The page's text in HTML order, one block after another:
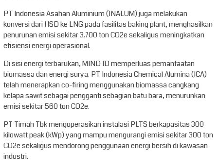
PT Indonesia Asahan Aluminium (INALUM) juga melakukan
konversi dari HSD ke LNG pada fasilitas baking plant, menghasilkan
penurunan emisi sekitar 3.700 ton CO2e sekaligus meningkatkan
efisiensi energi operasional.
Di sisi energi terbarukan, MIND ID memperluas pemanfaatan
biomassa dan energi surya. PT Indonesia Chemical Alumina (ICA)
telah menerapkan co-firing menggunakan biomassa cangkang
kelapa sawit sebagai pengganti sebagian batu bara, menurunkan
emisi sekitar 560 ton CO2e.
PT Timah Tbk mengoperasikan instalasi PLTS berkapasitas 300
kilowatt peak (kWp) yang mampu mengurangi emisi sekitar 300 ton
CO2e sekaligus mendorong penggunaan energi bersih di kawasan
industri.